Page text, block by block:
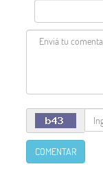
COMENTAR